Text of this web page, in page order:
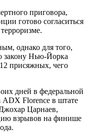
приговора,
готово согласиться
однако для того,
закону Нью-Йорка
присяжных, чего
дней в федеральной
ADX Florence в штате
Царнаев,
взрывов на финише